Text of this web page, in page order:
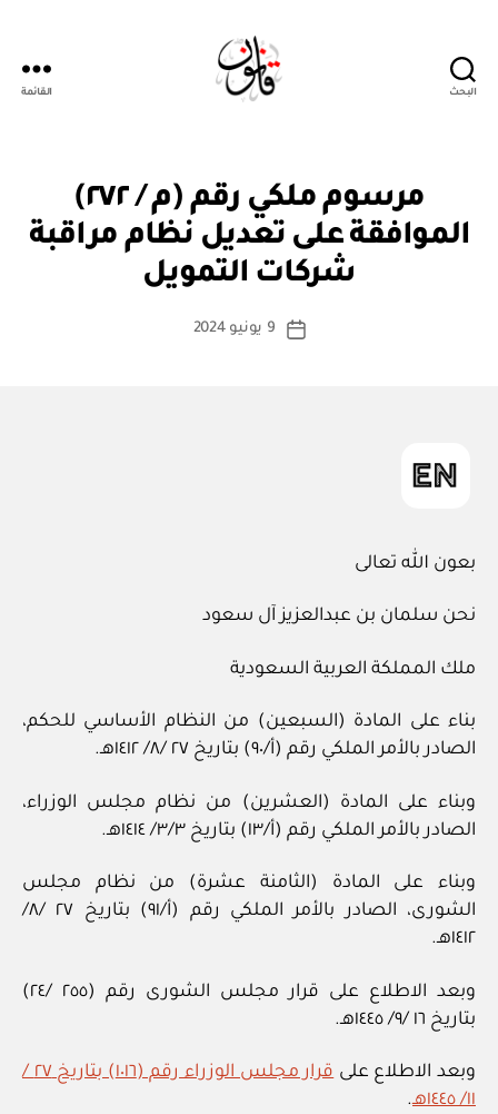
البحث القائمة
التصنيفات
مرسوم ملكي رقم (م / ٢٧٢)
الموافقة على تعديل نظام مراقبة
شركات التمويل
كاتب
بو
س
ة
تاريخ
9 يونيو 2024
بعون الله تعالى
نحن سلمان بن عبدالعزيز آل سعود
ملك المملكة العربية السعودية
بناء على المادة (السبعين) من النظام الأساسي للحكم،
الصادر بالأمر الملكي رقم (أ/٩٠) بتاريخ ٢٧ /٨/ ١٤١٢هـ.
وبناء على المادة (العشرين) من نظام مجلس الوزراء،
الصادر بالأمر الملكي رقم (أ/١٣) بتاريخ ٣/٣/ ١٤١٤هـ.
وبناء على المادة (الثامنة عشرة) من نظام مجلس
الشورى، الصادر بالأمر الملكي رقم (أ/٩١) بتاريخ ٢٧ /٨/
١٤١٢هـ.
وبعد الاطلاع على قرار مجلس الشورى رقم (٢٥٥ /٢٤)
بتاريخ ١٦ /٩/ ١٤٤٥هـ.
وبعد الاطلاع على
قرار مجلس الوزراء رقم (١٠١٦) بتاريخ ٢٧ /
١١/ ١٤٤٥هـ
.